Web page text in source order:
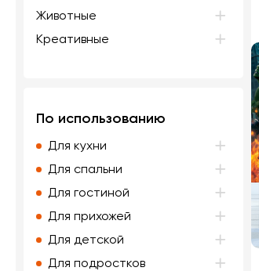
Животные
Креативные
По использованию
Для кухни
Для спальни
Для гостиной
Для прихожей
Для детской
Для подростков